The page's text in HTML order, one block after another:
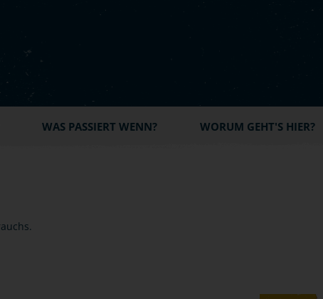
WAS PASSIERT WENN? WORUM GEHT'S HIER?